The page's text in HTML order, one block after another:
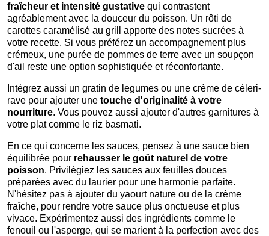
fraîcheur et intensité gustative qui contrastent
agréablement avec la douceur du poisson. Un rôti de
carottes caramélisé au grill apporte des notes sucrées à
votre recette. Si vous préférez un accompagnement plus
crémeux, une purée de pommes de terre avec un soupçon
d'ail reste une option sophistiquée et réconfortante.
Intégrez aussi un gratin de legumes ou une crème de céleri-
rave pour ajouter une touche d'originalité à votre
nourriture. Vous pouvez aussi ajouter d'autres garnitures à
votre plat comme le riz basmati.
En ce qui concerne les sauces, pensez à une sauce bien
équilibrée pour rehausser le goût naturel de votre
poisson. Privilégiez les sauces aux feuilles douces
préparées avec du laurier pour une harmonie parfaite.
N'hésitez pas à ajouter du yaourt nature ou de la crème
fraîche, pour rendre votre sauce plus onctueuse et plus
vivace. Expérimentez aussi des ingrédients comme le
fenouil ou l'asperge, qui se marient à la perfection avec des